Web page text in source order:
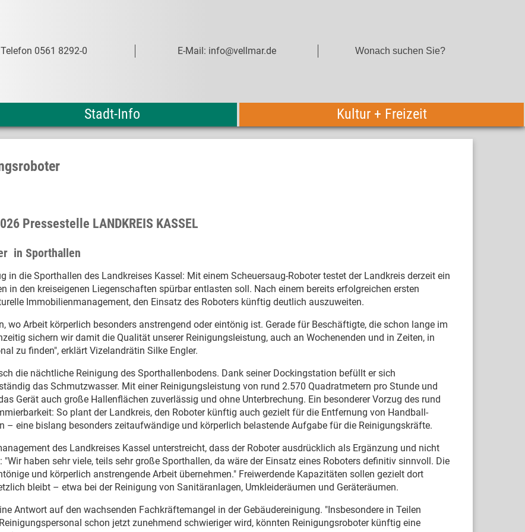
Telefon 0561 8292-0 E-Mail: info@vellmar.de
Stadt-Info Kultur + Freizeit
Pressestelle LANDKREIS KASSEL
in Sporthallen
in die Sporthallen des Landkreises Kassel: Mit einem Scheuersaug-Roboter testet der Landkreis derzeit ein
in den kreiseigenen Liegenschaften spürbar entlasten soll. Nach einem bereits erfolgreichen ersten
Immobilienmanagement, den Einsatz des Roboters künftig deutlich auszuweiten.
wo Arbeit körperlich besonders anstrengend oder eintönig ist. Gerade für Beschäftigte, die schon lange im
sichern wir damit die Qualität unserer Reinigungsleistung, auch an Wochenenden und in Zeiten, in
zu finden", erklärt Vizelandrätin Silke Engler.
die nächtliche Reinigung des Sporthallenbodens. Dank seiner Dockingstation befüllt er sich
das Schmutzwasser. Mit einer Reinigungsleistung von rund 2.570 Quadratmetern pro Stunde und
Gerät auch große Hallenflächen zuverlässig und ohne Unterbrechung. Ein besonderer Vorzug des rund
So plant der Landkreis, den Roboter künftig auch gezielt für die Entfernung von Handball-
– eine bislang besonders zeitaufwändige und körperlich belastende Aufgabe für die Reinigungskräfte.
des Landkreises Kassel unterstreicht, dass der Roboter ausdrücklich als Ergänzung und nicht
haben sehr viele, teils sehr große Sporthallen, da wäre der Einsatz eines Roboters definitiv sinnvoll. Die
und körperlich anstrengende Arbeit übernehmen." Freiwerdende Kapazitäten sollen gezielt dort
bleibt – etwa bei der Reinigung von Sanitäranlagen, Umkleideräumen und Geräteräumen.
Antwort auf den wachsenden Fachkräftemangel in der Gebäudereinigung. "Insbesondere in Teilen
schon jetzt zunehmend schwieriger wird, könnten Reinigungsroboter künftig eine